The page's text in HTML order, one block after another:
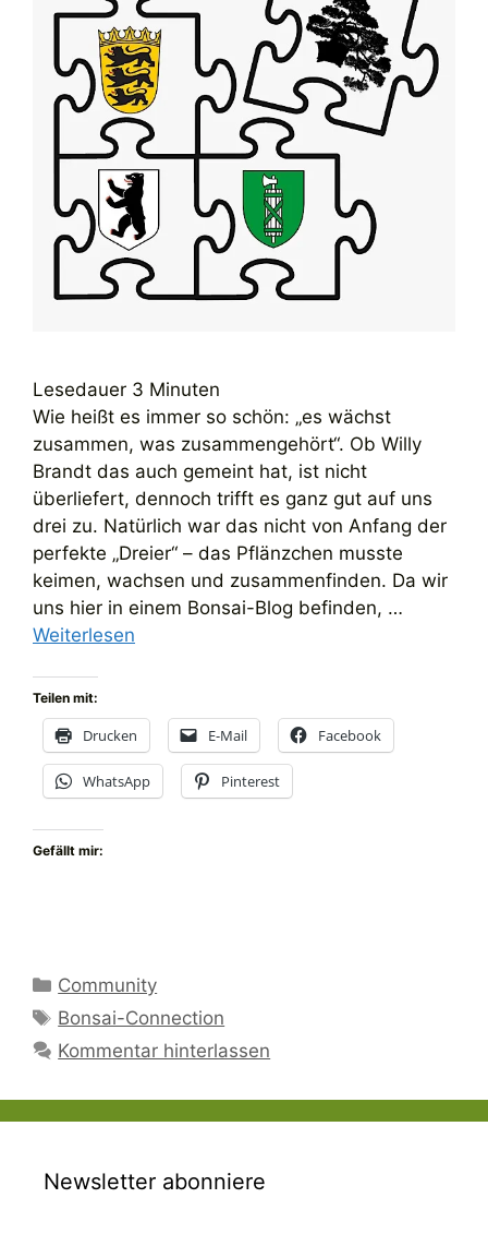
Lesedauer 3 Minuten
Wie heißt es immer so schön: „es wächst
zusammen, was zusammengehört“. Ob Willy
Brandt das auch gemeint hat, ist nicht
überliefert, dennoch trifft es ganz gut auf uns
drei zu. Natürlich war das nicht von Anfang der
perfekte „Dreier“ – das Pflänzchen musste
keimen, wachsen und zusammenfinden. Da wir
uns hier in einem Bonsai-Blog befinden, …
Weiterlesen
Teilen mit:
Drucken E-Mail Facebook
WhatsApp Pinterest
Gefällt mir:
Kategorien
Community
Schlagwörter
Bonsai-Connection
Kommentar hinterlassen
Newsletter abonniere